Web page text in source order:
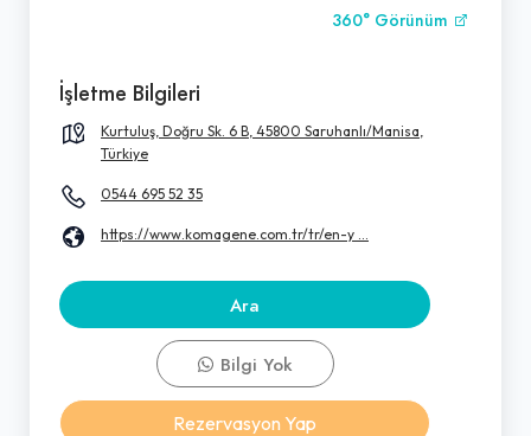
360° Görünüm
İşletme Bilgileri
Kurtuluş, Doğru Sk. 6 B, 45800 Saruhanlı/Manisa,
Türkiye
0544 695 52 35
https://www.komagene.com.tr/tr/en-y ...
Ara
Bilgi Yok
Rezervasyon Yap